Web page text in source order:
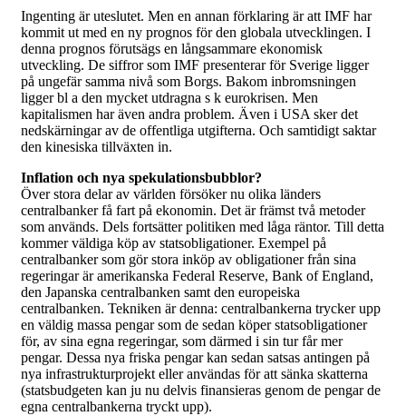
Ingenting är uteslutet. Men en annan förklaring är att IMF har
kommit ut med en ny prognos för den globala utvecklingen. I
denna prognos förutsägs en långsammare ekonomisk
utveckling. De siffror som IMF presenterar för Sverige ligger
på ungefär samma nivå som Borgs. Bakom inbromsningen
ligger bl a den mycket utdragna s k eurokrisen. Men
kapitalismen har även andra problem. Även i USA sker det
nedskärningar av de offentliga utgifterna. Och samtidigt saktar
den kinesiska tillväxten in.
Inflation och nya spekulationsbubblor?
Över stora delar av världen försöker nu olika länders
centralbanker få fart på ekonomin. Det är främst två metoder
som används. Dels fortsätter politiken med låga räntor. Till detta
kommer väldiga köp av statsobligationer. Exempel på
centralbanker som gör stora inköp av obligationer från sina
regeringar är amerikanska Federal Reserve, Bank of England,
den Japanska centralbanken samt den europeiska
centralbanken. Tekniken är denna: centralbankerna trycker upp
en väldig massa pengar som de sedan köper statsobligationer
för, av sina egna regeringar, som därmed i sin tur får mer
pengar. Dessa nya friska pengar kan sedan satsas antingen på
nya infrastrukturprojekt eller användas för att sänka skatterna
(statsbudgeten kan ju nu delvis finansieras genom de pengar de
egna centralbankerna tryckt upp).